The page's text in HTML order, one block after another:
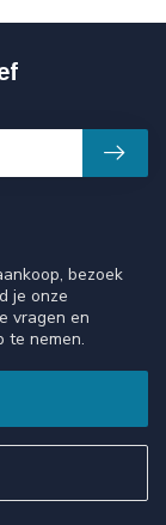
bezoek
je onze
vragen en
te nemen.